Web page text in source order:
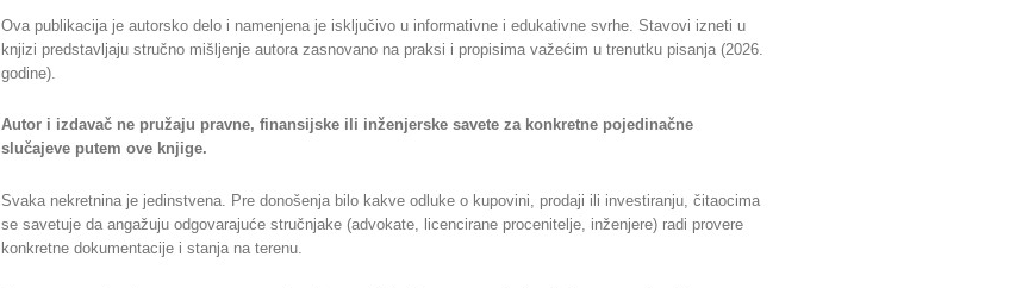
Ova publikacija je autorsko delo i namenjena je isključivo u informativne i edukativne svrhe. Stavovi izneti u
knjizi predstavljaju stručno mišljenje autora zasnovano na praksi i propisima važećim u trenutku pisanja (2026.
godine).
Autor i izdavač ne pružaju pravne, finansijske ili inženjerske savete za konkretne pojedinačne
slučajeve putem ove knjige.
Svaka nekretnina je jedinstvena. Pre donošenja bilo kakve odluke o kupovini, prodaji ili investiranju, čitaocima
se savetuje da angažuju odgovarajuće stručnjake (advokate, licencirane procenitelje, inženjere) radi provere
konkretne dokumentacije i stanja na terenu.